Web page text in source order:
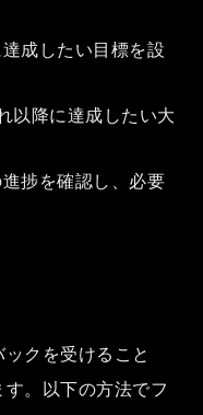
達成したい目標を設
以降に達成したい大
進捗を確認し、必要
クを受けること
。以下の方法でフ